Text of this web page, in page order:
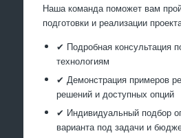
Наша команда поможет вам
подготовки и реализации
✔ Подробная консультация
технологиям
✔ Демонстрация примеров
решений и доступных опций
✔ Индивидуальный подбор
варианта под задачи и